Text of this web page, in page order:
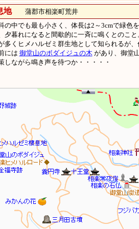
地蒲郡市相楽町荒井
の中でも最も小さく、体長は2～3cmで緑
夕暮れになると間歇的に一斉に鳴くとのこと
多くヒメハルゼミ群生地として知られるが
には 御堂山のボダイジュの木 があり、御堂
しながら鳴き声を待つか・・・・・